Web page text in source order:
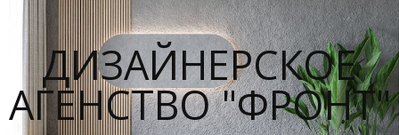
ДИЗАЙНЕРСКОЕ
АГЕНСТВО "ФРОНТ"